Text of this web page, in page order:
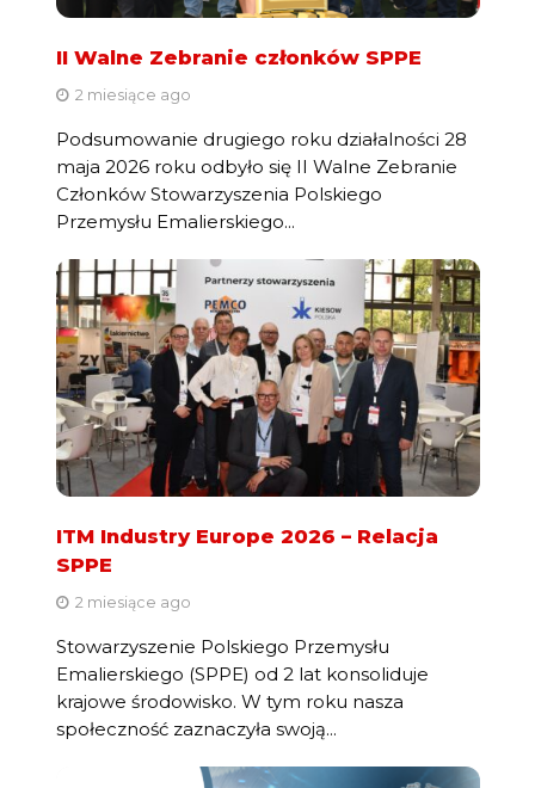
II Walne Zebranie członków SPPE
2 miesiące ago
Podsumowanie drugiego roku działalności 28
maja 2026 roku odbyło się II Walne Zebranie
Członków Stowarzyszenia Polskiego
Przemysłu Emalierskiego...
ITM Industry Europe 2026 – Relacja
SPPE
2 miesiące ago
Stowarzyszenie Polskiego Przemysłu
Emalierskiego (SPPE) od 2 lat konsoliduje
krajowe środowisko. W tym roku nasza
społeczność zaznaczyła swoją...